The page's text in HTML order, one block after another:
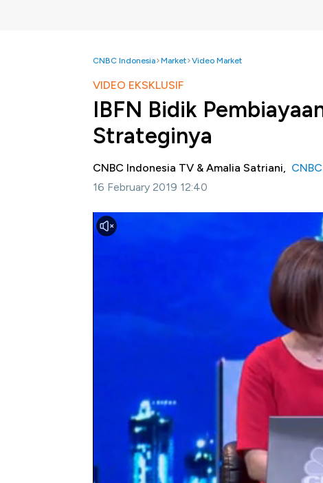
CNBC Indonesia Market Video Market
VIDEO EKSKLUSIF
IBFN Bidik
Strateginya
CNBC Indonesia TV & Amalia Satriani,
16 February 2019 12:40
Jakarta, CNBC Indonesia - PT Intan
dapat tembus hingga Rp 200 Miliar di 2019.
komoditas sehingga perusahaan terbelit
Intan Baruprana Finance, Carolina Dina
pembiayaan ke berbagai sektor usaha produktif.
Saksikan selengkapnya dalam wawancara
Presiden Direktur Intan Baruprana Finance di
#pembiayaan #multifinance